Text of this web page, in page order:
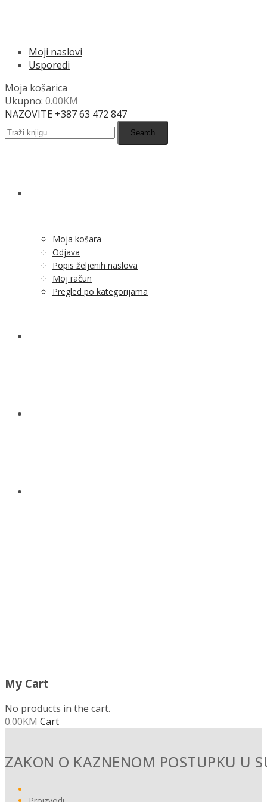
Moji naslovi
Usporedi
Moja košarica
Ukupno: 0.00KM
NAZOVITE +387 63 472 847
Search
Moja košara
Odjava
Popis željenih naslova
Moj račun
Pregled po kategorijama
My Cart
No products in the cart.
0.00KM Cart
ZAKON O KAZNENOM POSTUPKU U